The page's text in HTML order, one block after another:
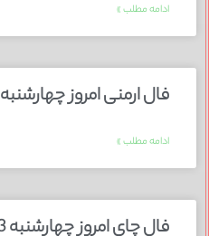
ادامه مطلب »
فال ارمنی امروز چهارشنبه 3 دی 1404
ادامه مطلب »
فال چای امروز چهارشنبه 3 دی 1404